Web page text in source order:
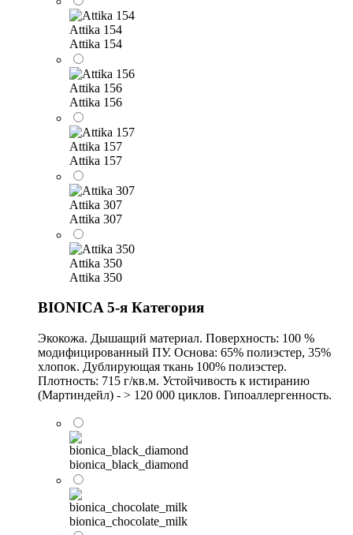
Attika 154
Attika 154
Attika 156
Attika 156
Attika 157
Attika 157
Attika 307
Attika 307
Attika 350
Attika 350
BIONICA 5-я Категория
Экокожа. Дышащий материал. Поверхность: 100 %
модифицированный ПУ. Основа: 65% полиэстер, 35%
хлопок. Дублирующая ткань 100% полиэстер.
Плотность: 715 г/кв.м. Устойчивость к истиранию
(Мартиндейл) - > 120 000 циклов. Гипоаллергенность.
bionica_black_diamond
bionica_chocolate_milk